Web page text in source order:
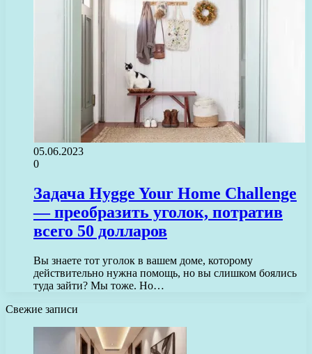
05.06.2023
0
Задача Hygge Your Home Challenge
— преобразить уголок, потратив
всего 50 долларов
Вы знаете тот уголок в вашем доме, которому
действительно нужна помощь, но вы слишком боялись
туда зайти? Мы тоже. Но…
Свежие записи